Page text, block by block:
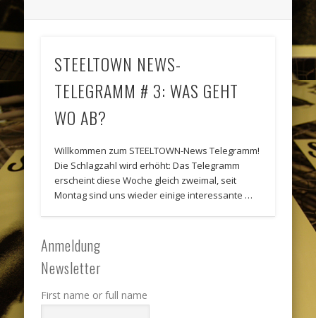
STEELTOWN NEWS-
TELEGRAMM # 3: WAS GEHT
WO AB?
Willkommen zum STEELTOWN-News Telegramm!
Die Schlagzahl wird erhöht: Das Telegramm
erscheint diese Woche gleich zweimal, seit
Montag sind uns wieder einige interessante …
Anmeldung
Newsletter
First name or full name